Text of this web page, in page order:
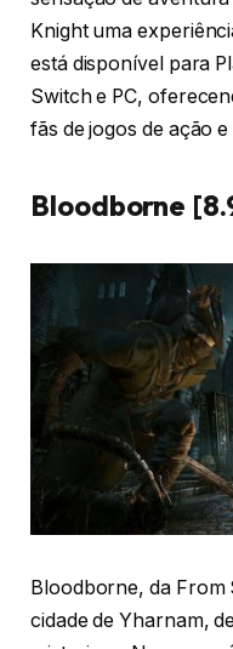
Knight uma
está disponível para
Switch e PC,
fãs de jogos de ação
Bloodborne
Bloodborne, da From
cidade de Yharnam,